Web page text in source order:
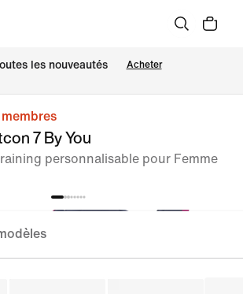
les nouveautés Acheter
7 By You
personnalisable pour Femme